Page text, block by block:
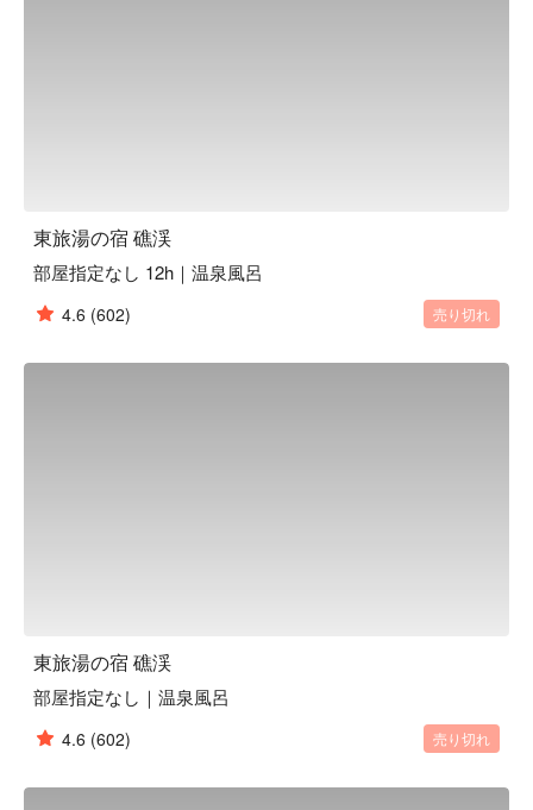
東旅湯の宿 礁渓
部屋指定なし 12h｜温泉風呂
4.6 (602) 売り切れ
東旅湯の宿 礁渓
部屋指定なし｜温泉風呂
4.6 (602) 売り切れ